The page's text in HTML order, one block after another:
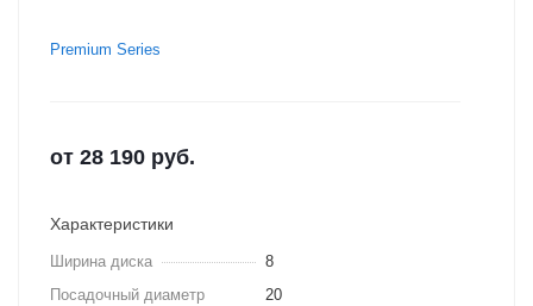
Premium Series
от 28 190 руб.
Характеристики
Ширина диска
8
Посадочный диаметр
20